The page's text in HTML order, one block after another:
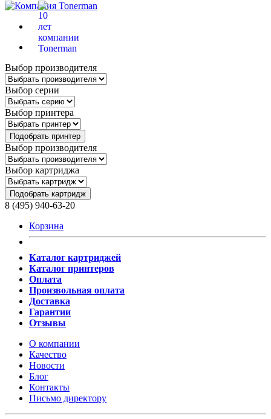
Выбор производителя
Выбор серии
Выбор принтера
Подобрать принтер
Выбор производителя
Выбор картриджа
Подобрать картридж
8 (495) 940-63-20
Корзина
Каталог картриджей
Каталог принтеров
Оплата
Произвольная оплата
Доставка
Гарантии
Отзывы
О компании
Качество
Новости
Блог
Контакты
Письмо директору